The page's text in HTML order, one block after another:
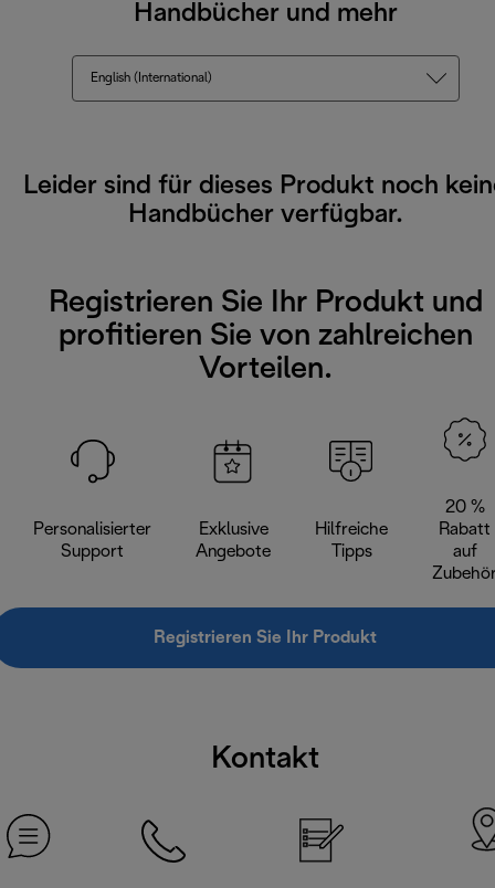
Handbücher und mehr
English (International)
Leider sind für dieses Produkt noch
Handbücher verfügbar.
Registrieren Sie Ihr Produkt und
profitieren Sie von zahlreichen
Vorteilen.
Personalisierter
Support
Exklusive
Angebote
Hilfreiche
Tipps
20 %
Rabatt
auf
Registrieren Sie Ihr Produkt
Kontakt